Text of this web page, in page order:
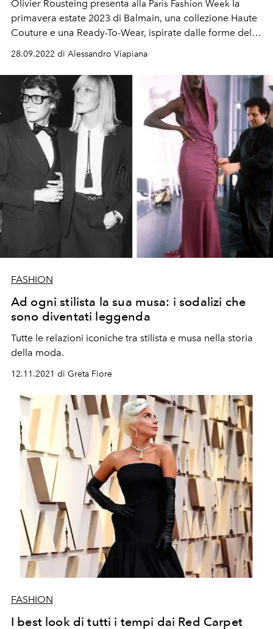
Olivier Rousteing presenta alla Paris Fashion Week la
primavera estate 2023 di Balmain, una collezione Haute
Couture e una Ready-To-Wear, ispirate dalle forme della
28.09.2022 di Alessandro Viapiana
FASHION
Ad ogni stilista la sua musa: i sodalizi che
sono diventati leggenda
Tutte le relazioni iconiche tra stilista e musa nella storia
della moda.
12.11.2021 di Greta Fiore
FASHION
I best look di tutti i tempi dai Red Carpet